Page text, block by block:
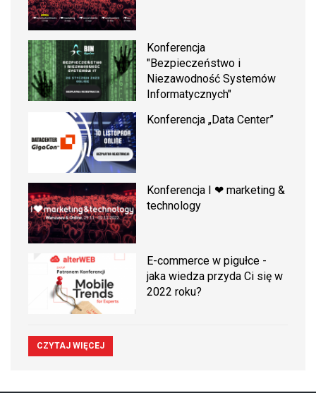
Konferencja
"Bezpieczeństwo i
Niezawodność Systemów
Informatycznych"
Konferencja „Data Center”
Konferencja I ❤ marketing &
technology
E-commerce w pigułce -
jaka wiedza przyda Ci się w
2022 roku?
CZYTAJ WIĘCEJ